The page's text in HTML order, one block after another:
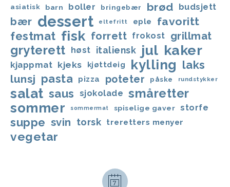
asiatisk barn boller bringebær brød budsjett
bær dessert eltefritt eple favoritt
festmat fisk forrett frokost grillmat
gryterett høst italiensk jul kaker
kjappmat kjeks kjøttdeig kylling laks
lunsj pasta pizza poteter påske rundstykker
salat saus sjokolade småretter
sommer sommermat spiselige gaver storfe
suppe svin torsk treretters menyer
vegetar